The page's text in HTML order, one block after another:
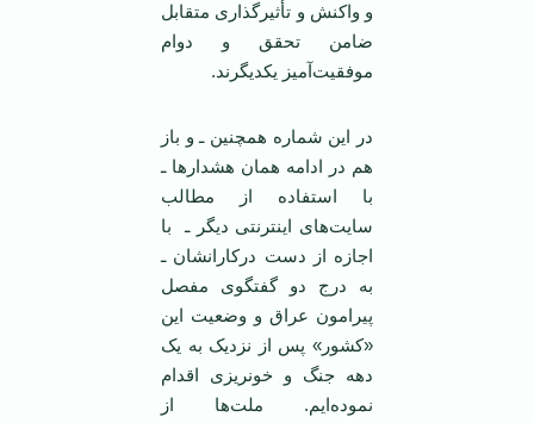
و واکنش و تأثيرگذاری متقابل
ضامن تحقق و دوام
موفقيت‌آميز يکديگرند.
در اين شماره همچنين ـ و باز
هم در ادامه همان هشدارها ـ
با استفاده از مطالب
سايت‌های اينترنتی ديگر ـ با
اجازه از دست‌ درکارانشان ـ
به درج دو گفتگوی مفصل
پيرامون عراق و وضعيت اين
«کشور» پس از نزديک به يک
دهه جنگ و خونريزی اقدام
نموده‌ايم. ملت‌ها از